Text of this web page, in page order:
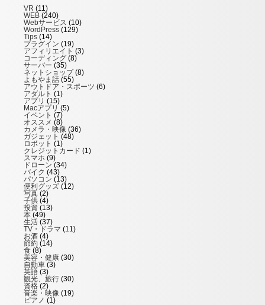
VR (11)
WEB (240)
Webサービス (10)
WordPress (129)
Tips (14)
プラグイン (19)
アフィリエイト (3)
コーディング (8)
サーバー (35)
ネットショップ(8)
よもやま話 (55)
アウトドア・スポーツ (6)
アダルト (1)
アプリ (15)
Macアプリ (5)
イベント (7)
オススメ (8)
カメラ・映像 (36)
ガジェット (48)
ロボット (1)
クレジットカード (1)
スマホ (9)
ドローン (34)
バイク (43)
パソコン (13)
便利グッズ (12)
写真 (2)
子供 (4)
投資 (13)
本 (49)
生活 (37)
TV・ドラマ (11)
お酒 (4)
節約 (14)
食 (8)
美容・健康 (30)
自動車 (3)
英語 (3)
観光、旅行 (30)
資格 (2)
音楽・映像 (19)
ピアノ (1)